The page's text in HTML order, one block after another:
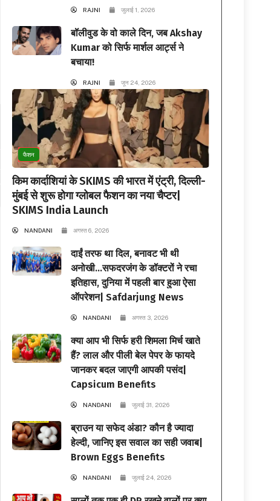
RAJNI जुलाई 1, 2026
बॉलीवुड के वो काले दिन, जब Akshay
Kumar को सिर्फ मार्शल आर्ट्स ने
बचाया!
RAJNI जून 24, 2026
फैशन
किम कार्दाशियां के SKIMS की भारत में एंट्री, दिल्ली-
मुंबई से शुरू होगा ग्लोबल फैशन का नया चैप्टर|
SKIMS India Launch
NANDANI अगस्त 6, 2026
दाईं तरफ था दिल, बनावट भी थी
अनोखी…सफदरजंग के डॉक्टरों ने रचा
इतिहास, दुनिया में पहली बार हुआ ऐसा
ऑपरेशन| Safdarjung News
NANDANI अगस्त 3, 2026
क्या आप भी सिर्फ हरी शिमला मिर्च खाते
हैं? लाल और पीली बेल पेपर के फायदे
जानकर बदल जाएगी आपकी पसंद|
Capsicum Benefits
NANDANI जुलाई 31, 2026
ब्राउन या सफेद अंडा? कौन है ज्यादा
हेल्दी, जानिए इस सवाल का सही जवाब|
Brown Eggs Benefits
NANDANI जुलाई 24, 2026